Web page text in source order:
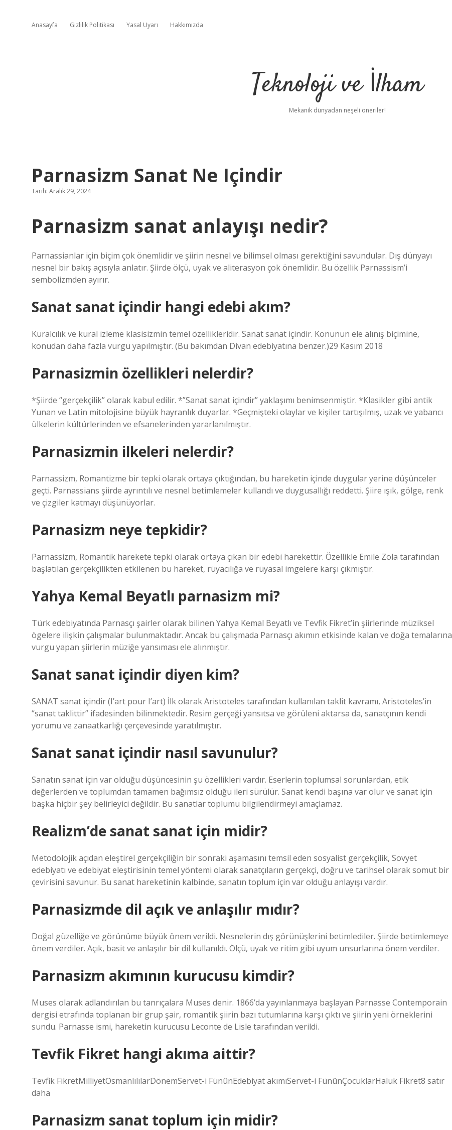
Anasayfa Gizlilik Politikası Yasal Uyarı Hakkımızda
Teknoloji ve İlham
Mekanik dünyadan neşeli öneriler!
Parnasizm Sanat Ne Içindir
Tarih: Aralık 29, 2024
Parnasizm sanat anlayışı nedir?
Parnassianlar için biçim çok önemlidir ve şiirin nesnel ve bilimsel olması gerektiğini savundular. Dış dünyayı
nesnel bir bakış açısıyla anlatır. Şiirde ölçü, uyak ve aliterasyon çok önemlidir. Bu özellik Parnassism’i
sembolizmden ayırır.
Sanat sanat içindir hangi edebi akım?
Kuralcılık ve kural izleme klasisizmin temel özellikleridir. Sanat sanat içindir. Konunun ele alınış biçimine,
konudan daha fazla vurgu yapılmıştır. (Bu bakımdan Divan edebiyatına benzer.)29 Kasım 2018
Parnasizmin özellikleri nelerdir?
*Şiirde “gerçekçilik” olarak kabul edilir. *”Sanat sanat içindir” yaklaşımı benimsenmiştir. *Klasikler gibi antik
Yunan ve Latin mitolojisine büyük hayranlık duyarlar. *Geçmişteki olaylar ve kişiler tartışılmış, uzak ve yabancı
ülkelerin kültürlerinden ve efsanelerinden yararlanılmıştır.
Parnasizmin ilkeleri nelerdir?
Parnassizm, Romantizme bir tepki olarak ortaya çıktığından, bu hareketin içinde duygular yerine düşünceler
geçti. Parnassians şiirde ayrıntılı ve nesnel betimlemeler kullandı ve duygusallığı reddetti. Şiire ışık, gölge, renk
ve çizgiler katmayı düşünüyorlar.
Parnasizm neye tepkidir?
Parnassizm, Romantik harekete tepki olarak ortaya çıkan bir edebi harekettir. Özellikle Emile Zola tarafından
başlatılan gerçekçilikten etkilenen bu hareket, rüyacılığa ve rüyasal imgelere karşı çıkmıştır.
Yahya Kemal Beyatlı parnasizm mi?
Türk edebiyatında Parnasçı şairler olarak bilinen Yahya Kemal Beyatlı ve Tevfik Fikret’in şiirlerinde müziksel
ögelere ilişkin çalışmalar bulunmaktadır. Ancak bu çalışmada Parnasçı akımın etkisinde kalan ve doğa temalarına
vurgu yapan şiirlerin müziğe yansıması ele alınmıştır.
Sanat sanat içindir diyen kim?
SANAT sanat içindir (I’art pour I’art) İlk olarak Aristoteles tarafından kullanılan taklit kavramı, Aristoteles’in
“sanat taklittir” ifadesinden bilinmektedir. Resim gerçeği yansıtsa ve görüleni aktarsa ​​da, sanatçının kendi
yorumu ve zanaatkarlığı çerçevesinde yaratılmıştır.
Sanat sanat içindir nasıl savunulur?
Sanatın sanat için var olduğu düşüncesinin şu özellikleri vardır. Eserlerin toplumsal sorunlardan, etik
değerlerden ve toplumdan tamamen bağımsız olduğu ileri sürülür. Sanat kendi başına var olur ve sanat için
başka hiçbir şey belirleyici değildir. Bu sanatlar toplumu bilgilendirmeyi amaçlamaz.
Realizm’de sanat sanat için midir?
Metodolojik açıdan eleştirel gerçekçiliğin bir sonraki aşamasını temsil eden sosyalist gerçekçilik, Sovyet
edebiyatı ve edebiyat eleştirisinin temel yöntemi olarak sanatçıların gerçekçi, doğru ve tarihsel olarak somut bir
çevirisini savunur. Bu sanat hareketinin kalbinde, sanatın toplum için var olduğu anlayışı vardır.
Parnasizmde dil açık ve anlaşılır mıdır?
Doğal güzelliğe ve görünüme büyük önem verildi. Nesnelerin dış görünüşlerini betimlediler. Şiirde betimlemeye
önem verdiler. Açık, basit ve anlaşılır bir dil kullanıldı. Ölçü, uyak ve ritim gibi uyum unsurlarına önem verdiler.
Parnasizm akımının kurucusu kimdir?
Muses olarak adlandırılan bu tanrıçalara Muses denir. 1866’da yayınlanmaya başlayan Parnasse Contemporain
dergisi etrafında toplanan bir grup şair, romantik şiirin bazı tutumlarına karşı çıktı ve şiirin yeni örneklerini
sundu. Parnasse ismi, hareketin kurucusu Leconte de Lisle tarafından verildi.
Tevfik Fikret hangi akıma aittir?
Tevfik FikretMilliyetOsmanlılılarDönemServet-i FünûnEdebiyat akımıServet-i FünûnÇocuklarHaluk Fikret8 satır
daha
Parnasizm sanat toplum için midir?